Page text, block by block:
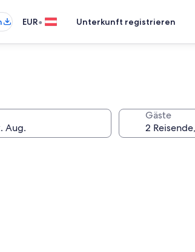
EUR• Unterkunft registrieren
Gäste